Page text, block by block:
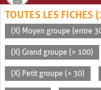
TOUTES LES FICHES
(X) Moyen groupe (entre
(X) Grand groupe (> 100)
(X) Petit groupe (< 30)